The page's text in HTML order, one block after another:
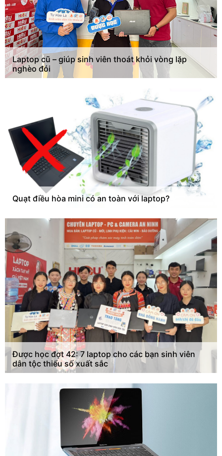
Laptop cũ – giúp sinh viên thoát khỏi vòng lặp
nghèo đói
Quạt điều hòa mini có an toàn với laptop?
Được học đợt 42: 7 laptop cho các bạn sinh viên
dân tộc thiểu số xuất sắc